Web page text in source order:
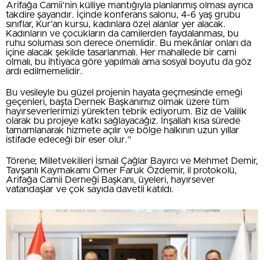
Arifağa Camii’nin külliye mantığıyla planlanmış olması ayrıca
takdire şayandır. İçinde konferans salonu, 4-6 yaş grubu
sınıflar, Kur’an kursu, kadınlara özel alanlar yer alacak.
Kadınların ve çocukların da camilerden faydalanması, bu
ruhu soluması son derece önemlidir. Bu mekânlar onları da
içine alacak şekilde tasarlanmalı. Her mahallede bir cami
olmalı, bu ihtiyaca göre yapılmalı ama sosyal boyutu da göz
ardı edilmemelidir.
Bu vesileyle bu güzel projenin hayata geçmesinde emeği
geçenleri, başta Dernek Başkanımız olmak üzere tüm
hayırseverlerimizi yürekten tebrik ediyorum. Biz de Valilik
olarak bu projeye katkı sağlayacağız. İnşallah kısa sürede
tamamlanarak hizmete açılır ve bölge halkının uzun yıllar
istifade edeceği bir eser olur.”
Törene; Milletvekilleri İsmail Çağlar Bayırcı ve Mehmet Demir,
Tavşanlı Kaymakamı Ömer Faruk Özdemir, il protokolü,
Arifağa Camii Derneği Başkanı, üyeleri, hayırsever
vatandaşlar ve çok sayıda davetli katıldı.